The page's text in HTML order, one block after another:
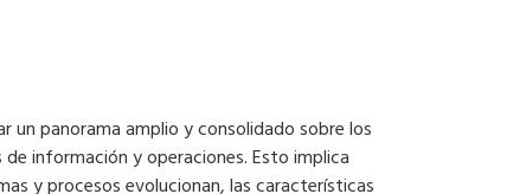
un panorama amplio y consolidado sobre los
información y operaciones. Esto implica
y procesos evolucionan, las características